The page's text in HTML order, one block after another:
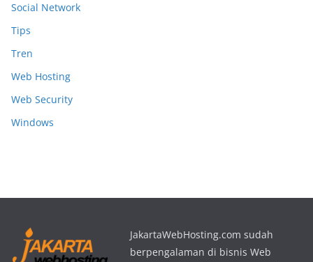
Social Network
Tips
Tren
Web Hosting
Web Security
Windows
JakartaWebHosting.com sudah
berpengalaman di bisnis Web